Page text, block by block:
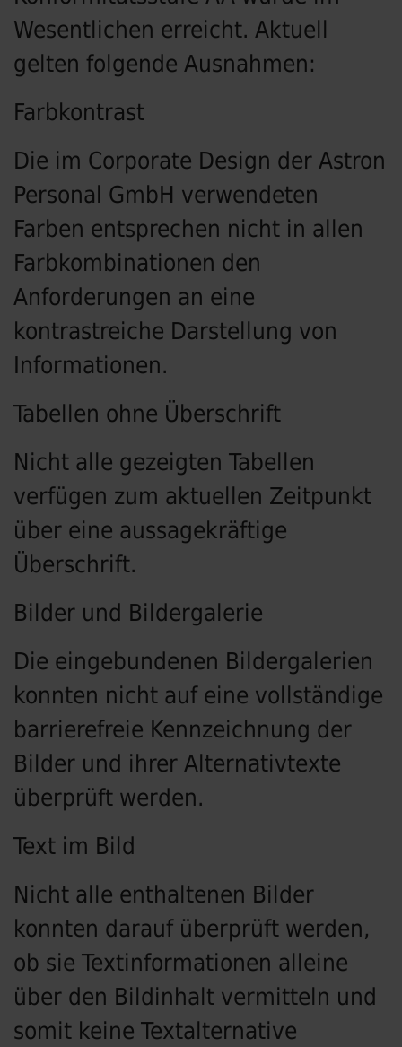
Wesentlichen erreicht. Aktuell
gelten folgende Ausnahmen:
Farbkontrast
Die im Corporate Design der Astron
Personal GmbH verwendeten
Farben entsprechen nicht in allen
Farbkombinationen den
Anforderungen an eine
kontrastreiche Darstellung von
Informationen.
Tabellen ohne Überschrift
Nicht alle gezeigten Tabellen
verfügen zum aktuellen Zeitpunkt
über eine aussagekräftige
Überschrift.
Bilder und Bildergalerie
Die eingebundenen Bildergalerien
konnten nicht auf eine vollständige
barrierefreie Kennzeichnung der
Bilder und ihrer Alternativtexte
überprüft werden.
Text im Bild
Nicht alle enthaltenen Bilder
konnten darauf überprüft werden,
ob sie Textinformationen alleine
über den Bildinhalt vermitteln und
somit keine Textalternative